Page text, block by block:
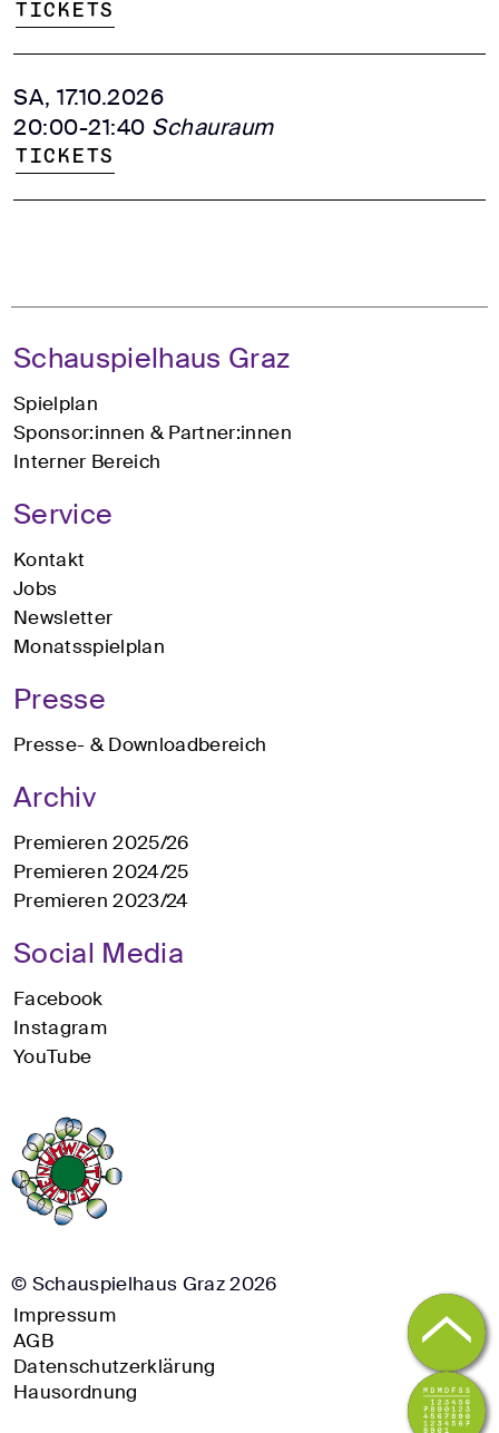
Tickets
SA, 17.10.2026
20:00-21:40 Schauraum
Tickets
Schauspielhaus Graz
Spielplan
Sponsor:innen & Partner:innen
Interner Bereich
Service
Kontakt
Jobs
Newsletter
Monatsspielplan
Presse
Presse- & Downloadbereich
Archiv
Premieren 2025/26
Premieren 2024/25
Premieren 2023/24
Social Media
Facebook
Instagram
YouTube
© Schauspielhaus Graz 2026
Impressum
AGB
Datenschutzerklärung
Hausordnung